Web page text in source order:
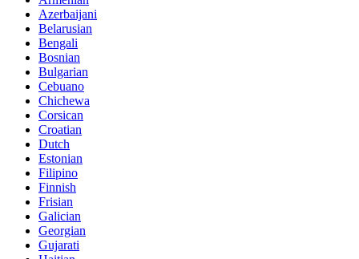
Azerbaijani
Belarusian
Bengali
Bosnian
Bulgarian
Cebuano
Chichewa
Corsican
Croatian
Dutch
Estonian
Filipino
Finnish
Frisian
Galician
Georgian
Gujarati